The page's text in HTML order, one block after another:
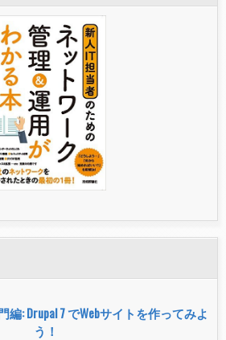
編: Drupal 7 でWebサイトを作ってみよ
う！